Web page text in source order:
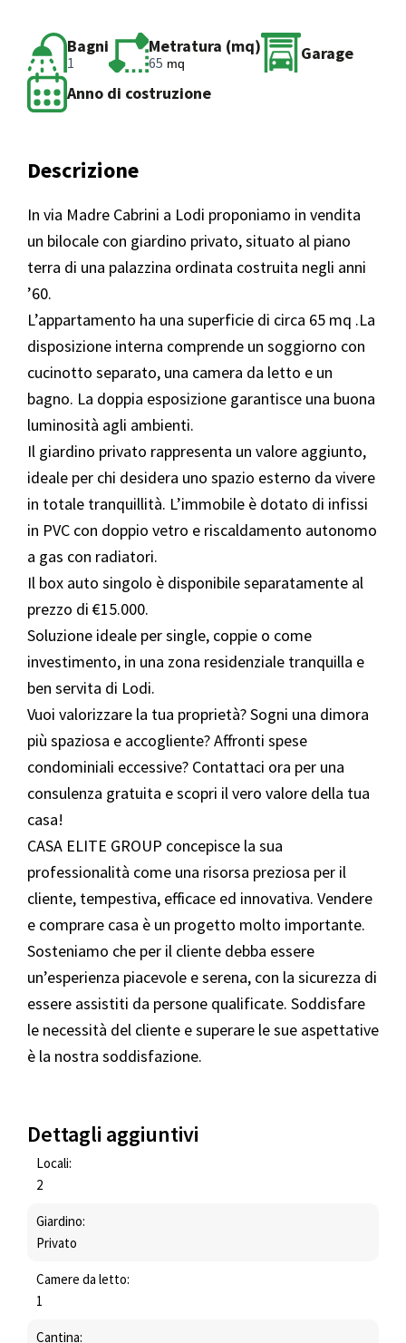
Bagni
1
Metratura (mq)
65 mq
Garage
Anno di costruzione
Descrizione
In via Madre Cabrini a Lodi proponiamo in vendita
un bilocale con giardino privato, situato al piano
terra di una palazzina ordinata costruita negli anni
’60.
L’appartamento ha una superficie di circa 65 mq .La
disposizione interna comprende un soggiorno con
cucinotto separato, una camera da letto e un
bagno. La doppia esposizione garantisce una buona
luminosità agli ambienti.
Il giardino privato rappresenta un valore aggiunto,
ideale per chi desidera uno spazio esterno da vivere
in totale tranquillità. L’immobile è dotato di infissi
in PVC con doppio vetro e riscaldamento autonomo
a gas con radiatori.
Il box auto singolo è disponibile separatamente al
prezzo di €15.000.
Soluzione ideale per single, coppie o come
investimento, in una zona residenziale tranquilla e
ben servita di Lodi.
Vuoi valorizzare la tua proprietà? Sogni una dimora
più spaziosa e accogliente? Affronti spese
condominiali eccessive? Contattaci ora per una
consulenza gratuita e scopri il vero valore della tua
casa!
CASA ELITE GROUP concepisce la sua
professionalità come una risorsa preziosa per il
cliente, tempestiva, efficace ed innovativa. Vendere
e comprare casa è un progetto molto importante.
Sosteniamo che per il cliente debba essere
un’esperienza piacevole e serena, con la sicurezza di
essere assistiti da persone qualificate. Soddisfare
le necessità del cliente e superare le sue aspettative
è la nostra soddisfazione.
Dettagli aggiuntivi
Locali:
2
Giardino:
Privato
Camere da letto:
1
Cantina: